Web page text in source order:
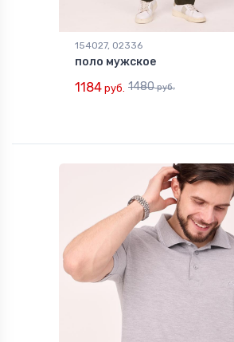
154027, 02336
поло мужское
1184 руб. 1480руб.